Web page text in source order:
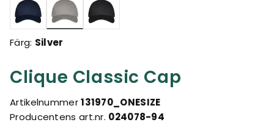
Clique Classic Cap
Artikelnummer131970_ONESIZE
Producentens art.nr. 024078-94
Valda
Färg: Silver